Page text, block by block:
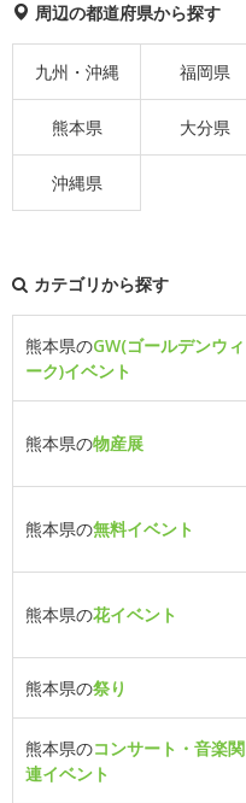
周辺の都道府県から探す
九州・沖縄 福岡県
熊本県 大分県
沖縄県
カテゴリから探す
熊本県のGW(ゴールデンウィ
ーク)イベント
熊本県の物産展
熊本県の無料イベント
熊本県の花イベント
熊本県の祭り
熊本県のコンサート・音楽関
連イベント